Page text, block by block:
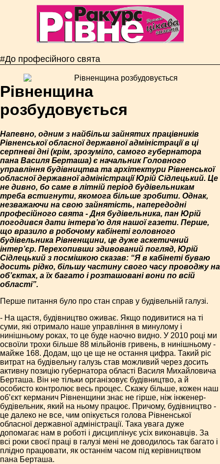
#До професійного свята
Рівненщина
розбудовується
Напевно, одним з найбільш зайнятих працівників
Рівненської обласної державної адміністрації в ці
серпневі дні (крім, зрозуміло, самого губернатора
пана Василя Берташа) є начальник Головного
управління будівництва та архітектури Рівненської
обласної державної адміністрації Юрій Сідлецький. Це
не дивно, бо саме в літній період будівельникам
треба встигнути, якомога більше зробити. Однак,
незважаючи на свою зайнятість, напередодні
професійного свята - Дня будівельника, пан Юрій
погодився дати інтерв’ю для нашої газети. Перше,
що вразило в робочому кабінеті головного
будівельника Рівненщини, це дуже аскетичний
інтер’єр. Перехопивши здивований погляд, Юрій
Сідлецький з посмішкою сказав: “Я в кабінеті буваю
досить рідко, більшу частину свого часу проводжу на
об’єктах, а їх багато і розташовані вони по всій
області”.
Перше питання було про стан справ у будівельній галузі.
- На щастя, будівництво оживає. Якщо подивитися на ті
суми, які отримало наше управління в минулому і
нинішньому роках, то це буде наочно видно. У 2010 році ми
освоїли трохи більше 88 мільйонів гривень, в нинішньому -
майже 168. Додам, що це ще не остання цифра. Такий ріс
витрат на будівельну галузь став можливий через досить
активну позицію губернатора області Василя Михайловича
Берташа. Він не тільки організовує будівництво, а й
особисто контролює весь процес. Скажу більше, кожен наш
об’єкт керманич Рівненщини знає не гірше, ніж інженер-
будівельник, який на ньому працює. Причому, будівництво -
це далеко не все, чим опікується голова Рівненської
обласної державної адміністрації. Така увага дуже
допомагає нам в роботі і дисциплінує усіх виконавців. За
всі роки своєї праці в галузі мені не доводилось так багато і
плідно працювати, як останнім часом під керівництвом
пана Берташа.